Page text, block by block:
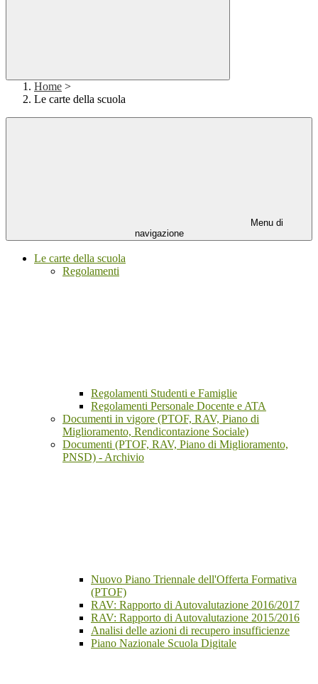
Home >
Le carte della scuola
Menu di
navigazione
Le carte della scuola
Regolamenti
Regolamenti Studenti e Famiglie
Regolamenti Personale Docente e ATA
Documenti in vigore (PTOF, RAV, Piano di
Miglioramento, Rendicontazione Sociale)
Documenti (PTOF, RAV, Piano di Miglioramento,
PNSD) - Archivio
Nuovo Piano Triennale dell'Offerta Formativa
(PTOF)
RAV: Rapporto di Autovalutazione 2016/2017
RAV: Rapporto di Autovalutazione 2015/2016
Analisi delle azioni di recupero insufficienze
Piano Nazionale Scuola Digitale